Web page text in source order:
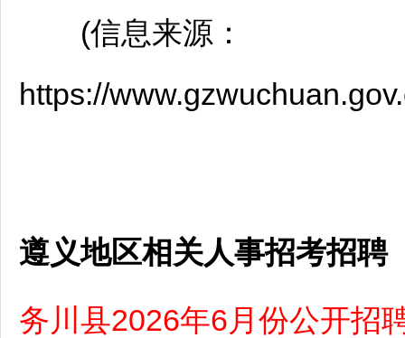
(信息来源：
https://
遵义地区相关人事招考招聘
务川县2026年6月份公开招